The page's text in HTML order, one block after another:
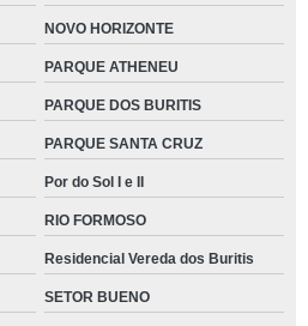
NOVO HORIZONTE
PARQUE ATHENEU
PARQUE DOS BURITIS
PARQUE SANTA CRUZ
Por do Sol I e II
RIO FORMOSO
Residencial Vereda dos Buritis
SETOR BUENO